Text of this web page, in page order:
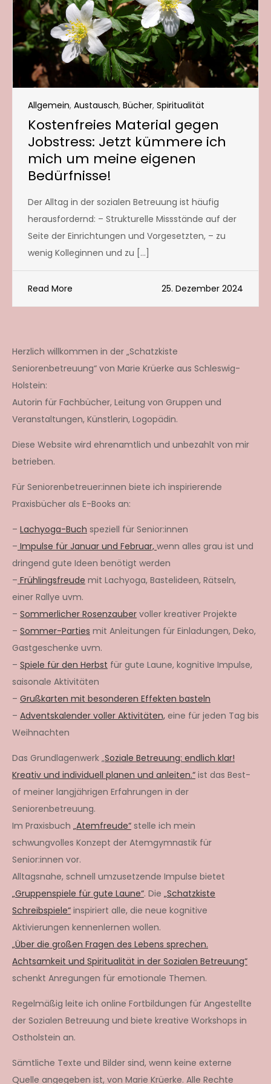
Allgemein, Austausch, Bücher, Spiritualität
Kostenfreies Material gegen
Jobstress: Jetzt kümmere ich
mich um meine eigenen
Bedürfnisse!
Der Alltag in der sozialen Betreuung ist häufig
herausfordernd: – Strukturelle Missstände auf der
Seite der Einrichtungen und Vorgesetzten, – zu
wenig Kolleginnen und zu […]
Read More 25. Dezember 2024
Herzlich willkommen in der „Schatzkiste
Seniorenbetreuung“ von Marie Krüerke aus Schleswig-
Holstein:
Autorin für Fachbücher, Leitung von Gruppen und
Veranstaltungen, Künstlerin, Logopädin.
Diese Website wird ehrenamtlich und unbezahlt von mir
betrieben.
Für Seniorenbetreuer:innen biete ich inspirierende
Praxisbücher als E-Books an:
– Lachyoga-Buch speziell für Senior:innen
– Impulse für Januar und Februar, wenn alles grau ist und
dringend gute Ideen benötigt werden
– Frühlingsfreude mit Lachyoga, Bastelideen, Rätseln,
einer Rallye uvm.
– Sommerlicher Rosenzauber voller kreativer Projekte
– Sommer-Parties mit Anleitungen für Einladungen, Deko,
Gastgeschenke uvm.
– Spiele für den Herbst für gute Laune, kognitive Impulse,
saisonale Aktivitäten
– Grußkarten mit besonderen Effekten basteln
– Adventskalender voller Aktivitäten, eine für jeden Tag bis
Weihnachten
Das Grundlagenwerk „Soziale Betreuung: endlich klar!
Kreativ und individuell planen und anleiten.“ ist das Best-
of meiner langjährigen Erfahrungen in der
Seniorenbetreuung.
Im Praxisbuch „Atemfreude“ stelle ich mein
schwungvolles Konzept der Atemgymnastik für
Senior:innen vor.
Alltagsnahe, schnell umzusetzende Impulse bietet
„Gruppenspiele für gute Laune“. Die „Schatzkiste
Schreibspiele“ inspiriert alle, die neue kognitive
Aktivierungen kennenlernen wollen.
„Über die großen Fragen des Lebens sprechen.
Achtsamkeit und Spiritualität in der Sozialen Betreuung“
schenkt Anregungen für emotionale Themen.
Regelmäßig leite ich online Fortbildungen für Angestellte
der Sozialen Betreuung und biete kreative Workshops in
Ostholstein an.
Sämtliche Texte und Bilder sind, wenn keine externe
Quelle angegeben ist, von Marie Krüerke. Alle Rechte